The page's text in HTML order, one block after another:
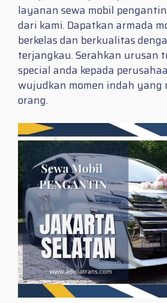
layanan sewa mobil
dari kami. Dapatkan armada
berkelas dan berkualitas
terjangkau. Serahkan urusan
special anda kepada
wujudkan momen indah yang
orang.